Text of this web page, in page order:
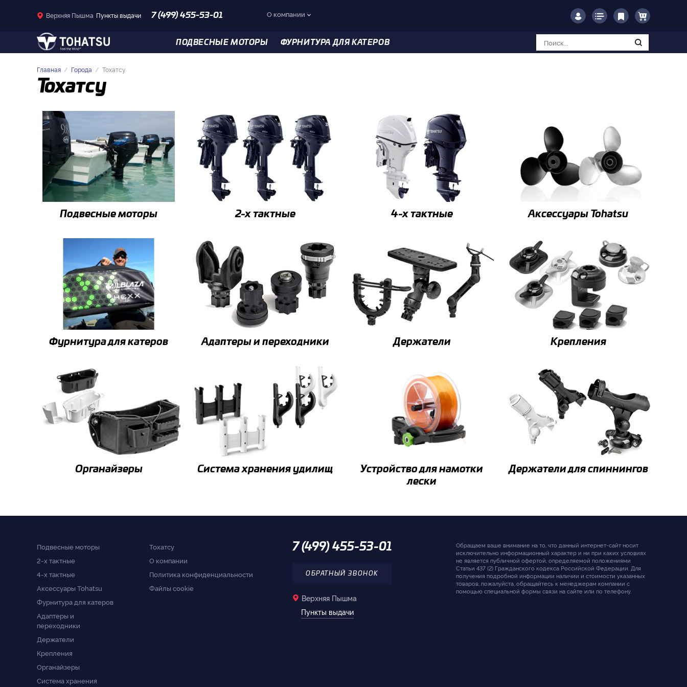
Верхняя Пышма Пункты выдачи 7 (499) 455-53-01 О компании
ПОДВЕСНЫЕ МОТОРЫ ФУРНИТУРА ДЛЯ КАТЕРОВ
Главная Города Тохатсу
Тохатсу
Подвесные моторы 2-x тактные 4-x тактные Аксессуары Tohatsu
Фурнитура для катеров Адаптеры и переходники Держатели Крепления
Органайзеры Система хранения удилищ
Устройство для намотки
лески
Держатели для спиннингов
Подвесные моторы
2-x тактные
4-x тактные
Аксессуары Tohatsu
Фурнитура для катеров
Адаптеры и
переходники
Держатели
Крепления
Органайзеры
Система хранения
Тохатсу
О компании
Политика конфиденциальности
Файлы cookie
7 (499) 455-53-01
ОБРАТНЫЙ ЗВОНОК
Верхняя Пышма
Пункты выдачи
Обращаем ваше внимание на то, что данный интернет-сайт носит
исключительно информационный характер и ни при каких условиях
не является публичной офертой, определяемой положениями
Статьи 437 (2) Гражданского кодекса Российской Федерации. Для
получения подробной информации наличии и стоимости указанных
товаров, пожалуйста, обращайтесь к менеджерам компании с
помощью специальной формы связи на сайте или по телефону.